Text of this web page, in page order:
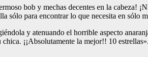
bob y mechas decentes en la cabeza!
sólo para encontrar lo que necesita en sólo
y atenuando el horrible aspecto
¡¡Absolutamente la mejor!! 10 estrellas».